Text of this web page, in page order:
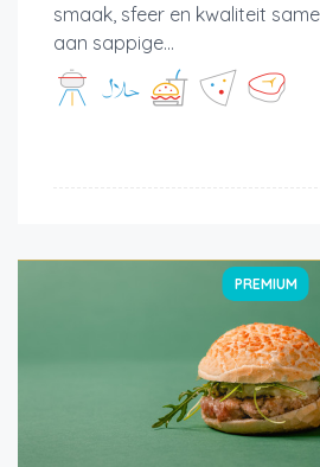
smaak, sfeer en kwaliteit
aan sappige...
PREMIUM